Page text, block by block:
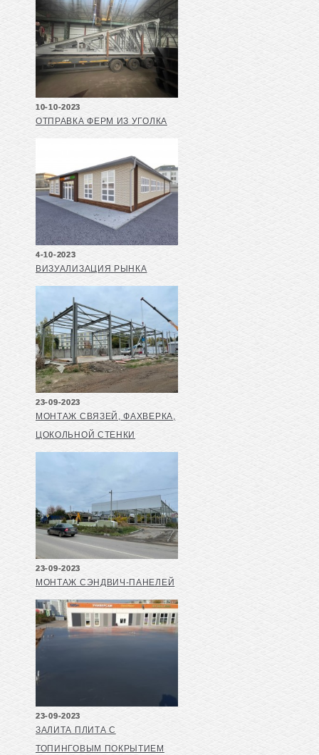
10-10-2023
ОТПРАВКА ФЕРМ ИЗ УГОЛКА
4-10-2023
ВИЗУАЛИЗАЦИЯ РЫНКА
23-09-2023
МОНТАЖ СВЯЗЕЙ, ФАХВЕРКА,
ЦОКОЛЬНОЙ СТЕНКИ
23-09-2023
МОНТАЖ СЭНДВИЧ-ПАНЕЛЕЙ
23-09-2023
ЗАЛИТА ПЛИТА С
ТОПИНГОВЫМ ПОКРЫТИЕМ